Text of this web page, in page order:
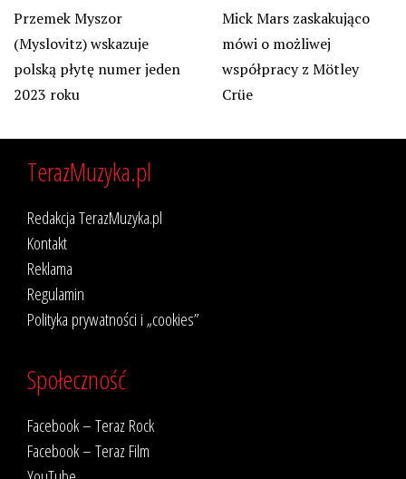
Przemek Myszor
(Myslovitz) wskazuje
polską płytę numer jeden
2023 roku
Mick Mars zaskakująco
mówi o możliwej
współpracy z Mötley
Crüe
TerazMuzyka.pl
Redakcja TerazMuzyka.pl
Kontakt
Reklama
Regulamin
Polityka prywatności i „cookies”
Społeczność
Facebook – Teraz Rock
Facebook – Teraz Film